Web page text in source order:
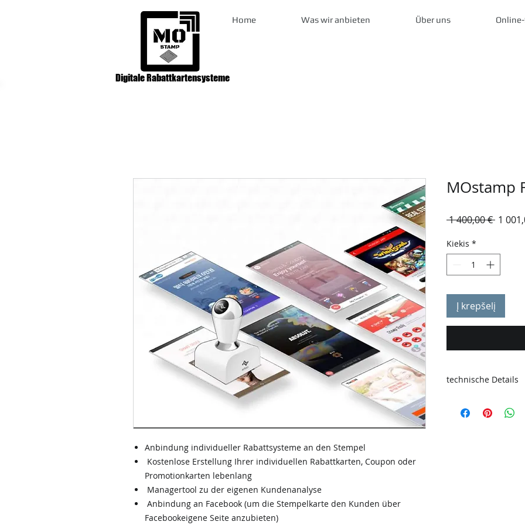
Home Was wir anbieten Über uns
Digitale Rabattkartensysteme
Anbindung individueller Rabattsysteme an den Stempel
Kostenlose Erstellung Ihrer individuellen Rabattkarten, Coupon oder
Promotionkarten lebenlang
Managertool zu der eigenen Kundenanalyse
Anbindung an Facebook (um die Stempelkarte den Kunden über
Facebookeigene Seite anzubieten)
MOstamp
1 400,00 € 1
Kiekis *
Į krepšelį
technische Details
Kostenlose